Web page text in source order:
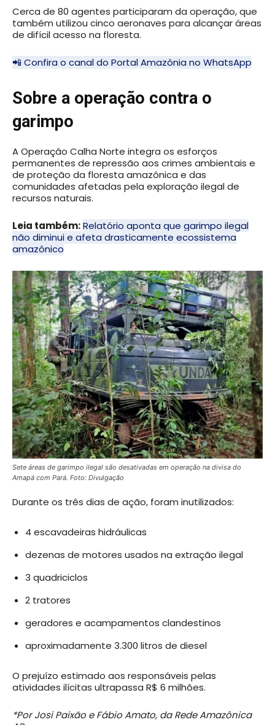
Cerca de 80 agentes participaram da operação, que
também utilizou cinco aeronaves para alcançar áreas
de difícil acesso na floresta.
📲 Confira o canal do Portal Amazônia no WhatsApp
Sobre a operação contra o
garimpo
A Operação Calha Norte integra os esforços
permanentes de repressão aos crimes ambientais e
de proteção da floresta amazônica e das
comunidades afetadas pela exploração ilegal de
recursos naturais.
Leia também:Relatório aponta que garimpo ilegal
não diminui e afeta drasticamente ecossistema
amazônico
Sete áreas de garimpo ilegal são desativadas em operação na divisa do
Amapá com Pará. Foto: Divulgação
Durante os três dias de ação, foram inutilizados:
4 escavadeiras hidráulicas
dezenas de motores usados na extração ilegal
3 quadriciclos
2 tratores
geradores e acampamentos clandestinos
aproximadamente 3.300 litros de diesel
O prejuízo estimado aos responsáveis pelas
atividades ilícitas ultrapassa R$ 6 milhões.
*Por Josi Paixão e Fábio Amato, da Rede Amazônica